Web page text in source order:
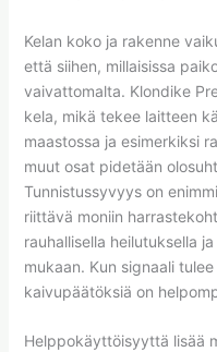
Kelan koko ja rakenne
että siihen, millaisissa
vaivattomalta. Klondike
kela, mikä tekee laitteen
maastossa ja esimerkiksi
muut osat pidetään
Tunnistussyvyys on
riittävä moniin
rauhallisella heilutuksella
mukaan. Kun signaali
kaivupäätöksiä on
Helppokäyttöisyyttä lisää